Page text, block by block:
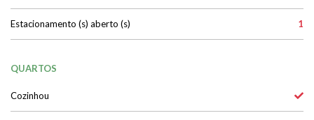
Estacionamento (s) aberto (s) 1
QUARTOS
Cozinhou